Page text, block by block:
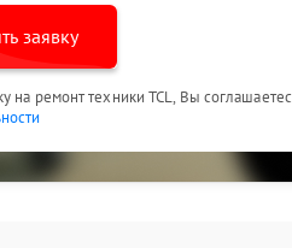
заявку
на ремонт техники TCL, Вы